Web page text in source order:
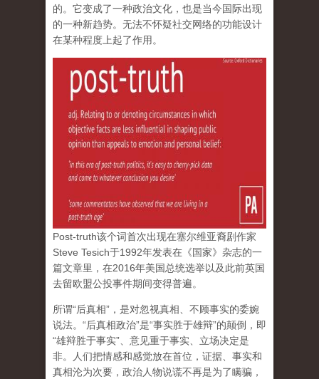
的。它变成了一种政治文化，也是当今国际出现
的一种新趋势。无法不怀疑社交网络的功能设计
在某种程度上起了作用。
Post-truth该个词首次出现在塞尔维亚裔剧作家
Steve Tesich于1992年发表在《国家》杂志的一
篇文章里，在2016年美国总统选举以及此前英国
去留欧盟公投事件期间变得普遍。
所谓“后真相”，是对忽视真相、不顾事实的委婉
说法。“后真相政治”是“事实胜于雄辩”的颠倒，即
“雄辩胜于事实”、意见重于事实、立场决定是
非。人们把情感和感觉放在首位，证据、事实和
真相沦为次要，政治人物说谎不再是为了瞒骗，